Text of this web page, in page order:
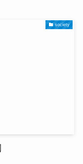
society